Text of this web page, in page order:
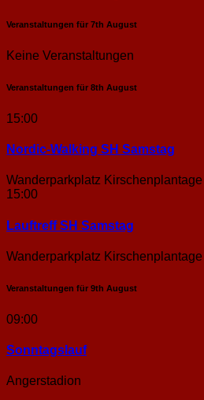
Veranstaltungen für 7th August
Keine Veranstaltungen
Veranstaltungen für 8th August
15:00
Nordic-Walking SH Samstag
Wanderparkplatz Kirschenplantage
15:00
Lauftreff SH Samstag
Wanderparkplatz Kirschenplantage
Veranstaltungen für 9th August
09:00
Sonntags­lauf
Angerstadion